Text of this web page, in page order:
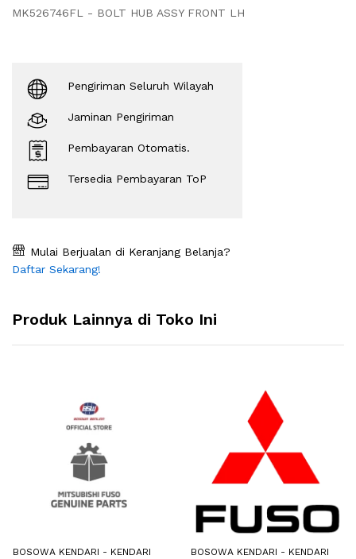
MK526746FL - BOLT HUB ASSY FRONT LH
Pengiriman Seluruh Wilayah
Jaminan Pengiriman
Pembayaran Otomatis.
Tersedia Pembayaran ToP
Mulai Berjualan di Keranjang Belanja?
Daftar Sekarang!
Produk Lainnya di Toko Ini
BOSOWA KENDARI - KENDARI BOSOWA KENDARI - KENDARI